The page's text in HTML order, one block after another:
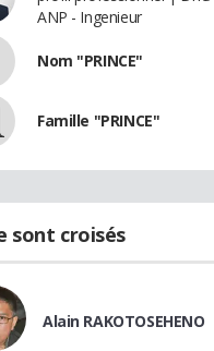
ANP - Ingenieur
Nom "PRINCE"
Famille "PRINCE"
sont croisés
Alain RAKOTOSEHENO